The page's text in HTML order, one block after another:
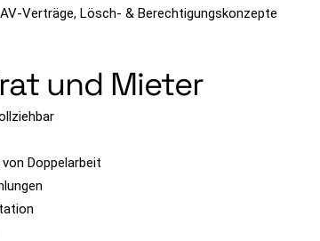
Verträge, Lösch- & Berechtigungskonzepte
und Mieter
Doppelarbeit